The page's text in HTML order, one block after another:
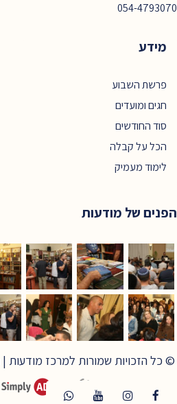
054-4793070
מידע
פרשת השבוע
חגים ומועדים
סוד החודשים
הכל על קבלה
לימוד מעמיק
הפנים של מודעות
© כל הזכויות שמורות למרכז מודעות |